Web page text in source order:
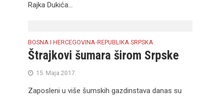
Rajka Dukića...
BOSNA I HERCEGOVINA•REPUBLIKA SRPSKA
Štrajkovi šumara širom Srpske
15. Maja 2017.
Zaposleni u više šumskih gazdinstava danas su